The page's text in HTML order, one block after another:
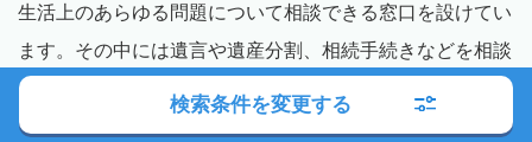
生活上のあらゆる問題について相談できる窓口を設けてい
ます。その中には遺言や遺産分割、相続手続きなどを相談
できる窓口もあるため、相続に関するお悩みがある方はこ
のような窓口を利用してみるのもよいでしょう。開催日が
検索条件を変更する